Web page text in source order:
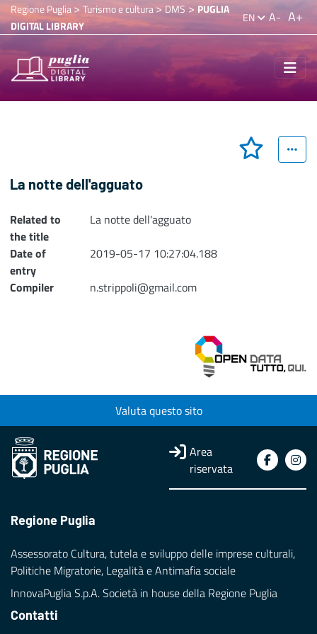
Regione Puglia> Turismo e cultura>DMS > PUGLIA
DIGITAL LIBRARY
EN A- A+
La notte dell'agguato
Related to
the title
La notte dell'agguato
Date of
entry
2019-05-17 10:27:04.188
Compiler
n.strippoli@gmail.com
Valuta questo sito
Area
riservata
Regione Puglia
Assessorato Cultura, tutela e sviluppo delle imprese culturali,
Politiche Migratorie, Legalità e Antimafia sociale
InnovaPuglia S.p.A. Società in house della Regione Puglia
Contatti